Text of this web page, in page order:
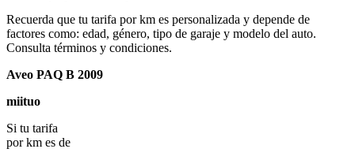
Recuerda que tu tarifa por km es personalizada y depende de
factores como: edad, género, tipo de garaje y modelo del auto.
Consulta términos y condiciones.
Aveo PAQ B 2009
miituo
Si tu tarifa
por km es de